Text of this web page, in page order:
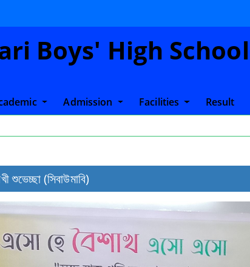
Boys' High School
Admission Facilities Result
শুভেচ্ছা (সিবাউমাবি)